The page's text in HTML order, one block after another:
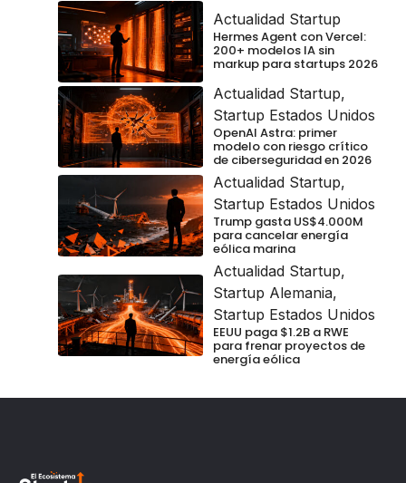
Actualidad Startup
Hermes Agent con Vercel:
200+ modelos IA sin
markup para startups 2026
Actualidad Startup,
Startup Estados Unidos
OpenAI Astra: primer
modelo con riesgo crítico
de ciberseguridad en 2026
Actualidad Startup,
Startup Estados Unidos
Trump gasta US$4.000M
para cancelar energía
eólica marina
Actualidad Startup,
Startup Alemania,
Startup Estados Unidos
EEUU paga $1.2B a RWE
para frenar proyectos de
energía eólica